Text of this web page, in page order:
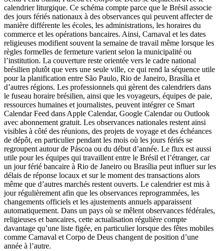
calendrier liturgique. Ce schéma compte parce que le Brésil associe
des jours fériés nationaux à des observances qui peuvent affecter de
manière différente les écoles, les administrations, les horaires du
commerce et les opérations bancaires. Ainsi, Carnaval et les dates
religieuses modifient souvent la semaine de travail même lorsque les
règles formelles de fermeture varient selon la municipalité ou
l’institution. La couverture reste orientée vers le cadre national
brésilien plutôt que vers une seule ville, ce qui rend la séquence utile
pour la planification entre São Paulo, Rio de Janeiro, Brasília et
d’autres régions. Les professionnels qui gèrent des calendriers dans
le fuseau horaire brésilien, ainsi que les voyageurs, équipes de paie,
ressources humaines et journalistes, peuvent intégrer ce Smart
Calendar Feed dans Apple Calendar, Google Calendar ou Outlook
avec abonnement gratuit. Les observances nationales restent ainsi
visibles à côté des réunions, des projets de voyage et des échéances
de dépôt, en particulier pendant les mois où les jours fériés se
regroupent autour de Páscoa ou du début d’année. Le flux est aussi
utile pour les équipes qui travaillent entre le Brésil et l’étranger, car
un jour férié bancaire à Rio de Janeiro ou Brasília peut influer sur les
délais de réponse locaux et sur le moment des transactions alors
même que d’autres marchés restent ouverts. Le calendrier est mis à
jour régulièrement afin que les observances reprogrammées, les
changements officiels et les ajustements annuels apparaissent
automatiquement. Dans un pays où se mêlent observances fédérales,
religieuses et bancaires, cette actualisation régulière compte
davantage qu’une liste figée, en particulier lorsque des fêtes mobiles
comme Carnaval et Corpo de Deus changent de position d’une
année à l’autre.